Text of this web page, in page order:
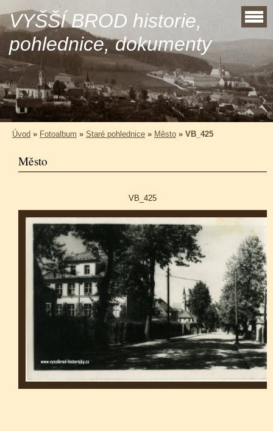
VYŠŠÍ BROD historie,
pohlednice, dokumenty
Úvod » Fotoalbum » Staré pohlednice » Město » VB_425
Město
VB_425